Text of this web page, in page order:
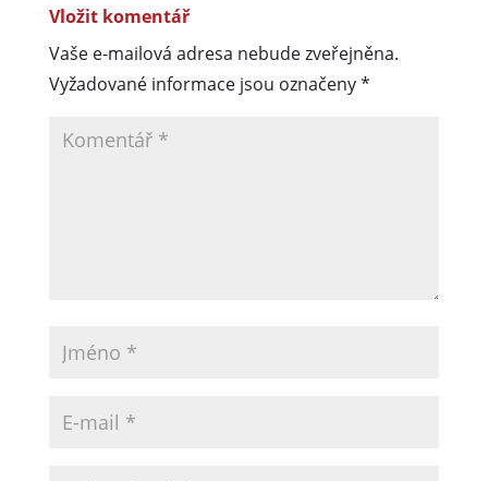
Vložit komentář
Vaše e-mailová adresa nebude zveřejněna.
Vyžadované informace jsou označeny*